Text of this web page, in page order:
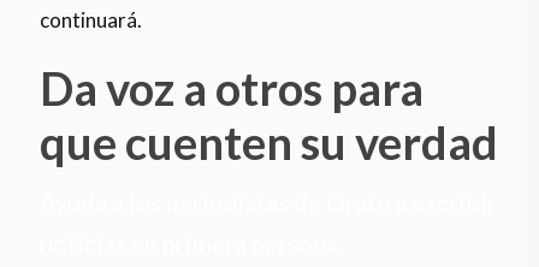
continuará.
Da voz a otros para
que cuenten su verdad